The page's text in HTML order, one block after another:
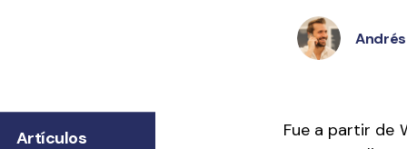
Artículos
Fue a partir de